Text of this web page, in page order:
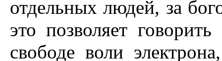
отдельных людей, за
это позволяет
свободе воли